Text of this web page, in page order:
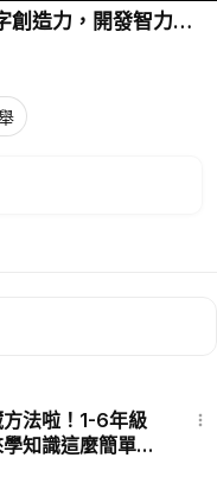
創造力，開發智力提
-02 邪惡的黑巫師
法啦！1-6年級
知識這麼簡單！
級·第3.講：童